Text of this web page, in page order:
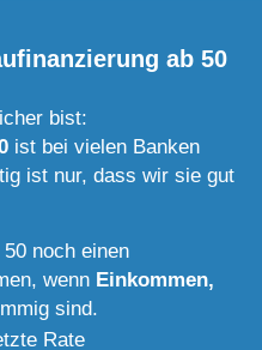
ab 50
bist:
ist bei vielen Banken
ist nur, dass wir sie gut
noch einen
wenn Einkommen,
sind.
Rate